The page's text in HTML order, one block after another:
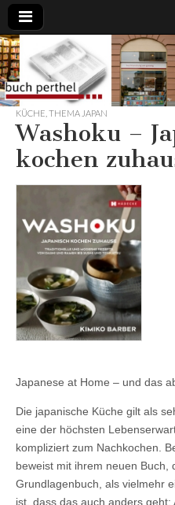
am
KÜCHE THEMA JAPAN
Washoku –
kochen
Japanese at Home – und das
Die japanische Küche gilt als
eine der höchsten
kompliziert zum Nachkochen.
beweist mit ihrem neuen Buch,
Grundlagenbuch, als vielmehr
ist, dass das auch anders